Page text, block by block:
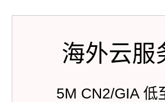
海外云服
5M CN2/GIA 低